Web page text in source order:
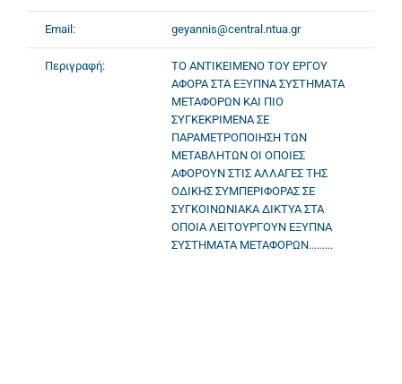
Email: geyannis@central.ntua.gr
Περιγραφή:
ΤΟ ΑΝΤΙΚΕΙΜΕΝΟ ΤΟΥ ΕΡΓΟΥ
ΑΦΟΡΑ ΣΤΑ ΕΞΥΠΝΑ ΣΥΣΤΗΜΑΤΑ
ΜΕΤΑΦΟΡΩΝ ΚΑΙ ΠΙΟ
ΣΥΓΚΕΚΡΙΜΕΝΑ ΣΕ
ΠΑΡΑΜΕΤΡΟΠΟΙΗΣΗ ΤΩΝ
ΜΕΤΑΒΛΗΤΩΝ ΟΙ ΟΠΟΙΕΣ
ΑΦΟΡΟΥΝ ΣΤΙΣ ΑΛΛΑΓΕΣ ΤΗΣ
ΟΔΙΚΗΣ ΣΥΜΠΕΡΙΦΟΡΑΣ ΣΕ
ΣΥΓΚΟΙΝΩΝΙΑΚΑ ΔΙΚΤΥΑ ΣΤΑ
ΟΠΟΙΑ ΛΕΙΤΟΥΡΓΟΥΝ ΕΞΥΠΝΑ
ΣΥΣΤΗΜΑΤΑ ΜΕΤΑΦΟΡΩΝ.........